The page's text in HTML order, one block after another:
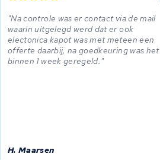
Na controle was er contact via de mail
waarin uitgelegd werd dat er ook
electonica kapot was met meteen een
offerte daarbij, na goedkeuring was het
binnen 1 week geregeld.
H. Maarsen